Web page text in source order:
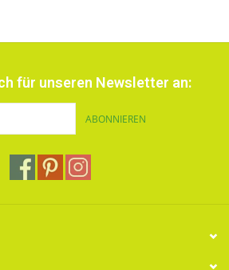
für unseren Newsletter an:
ABONNIEREN